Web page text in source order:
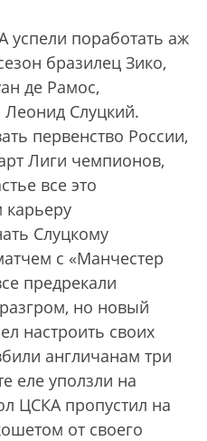
поработать аж
бразилец Зико,
де Рамос,
Слуцкий.
первенство России,
Лиги чемпионов,
все это
карьеру
Слуцкому
с «Манчестер
предрекали
но новый
настроить своих
англичанам три
еле уползли на
ЦСКА пропустил на
от своего